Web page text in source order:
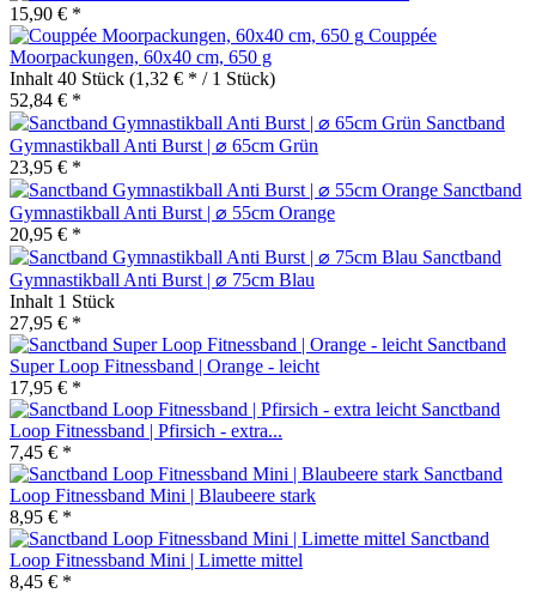
15,90 € *
Couppée
Moorpackungen, 60x40 cm, 650 g
Inhalt 40 Stück (1,32 € * / 1 Stück)
52,84 € *
Sanctband
Gymnastikball Anti Burst | ⌀ 65cm Grün
23,95 € *
Sanctband
Gymnastikball Anti Burst | ⌀ 55cm Orange
20,95 € *
Sanctband
Gymnastikball Anti Burst | ⌀ 75cm Blau
Inhalt 1 Stück
27,95 € *
Sanctband
Super Loop Fitnessband | Orange - leicht
17,95 € *
Sanctband
Loop Fitnessband | Pfirsich - extra...
7,45 € *
Sanctband
Loop Fitnessband Mini | Blaubeere stark
8,95 € *
Sanctband
Loop Fitnessband Mini | Limette mittel
8,45 € *